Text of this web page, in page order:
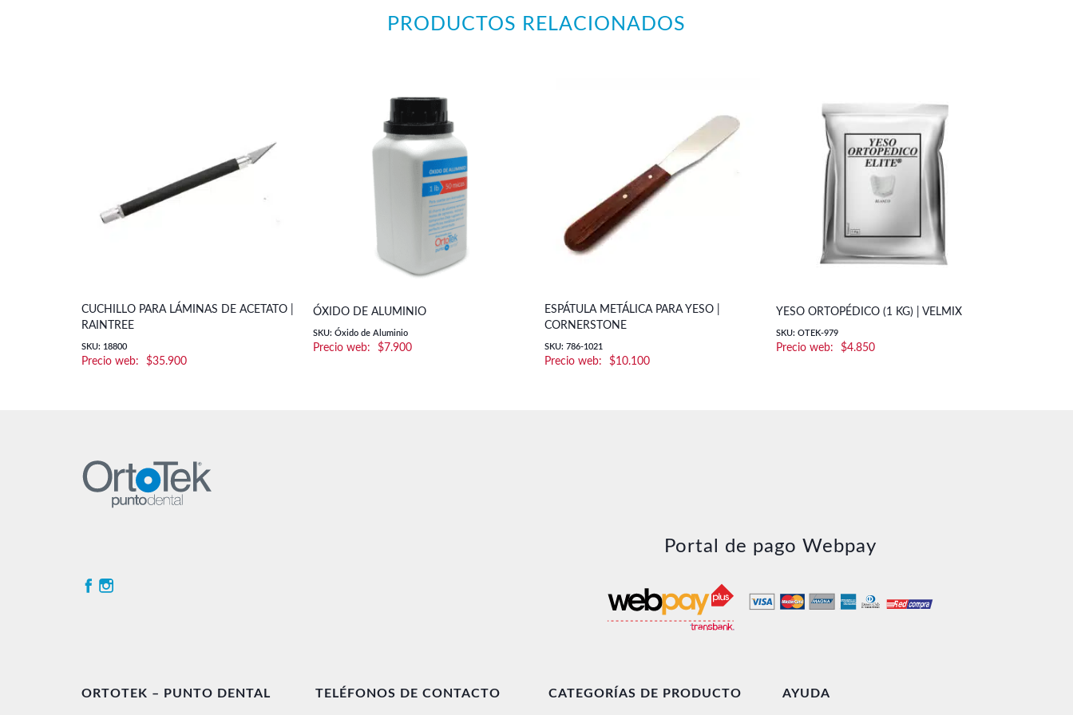
PRODUCTOS RELACIONADOS
CUCHILLO PARA LÁMINAS DE ACETATO |
RAINTREE
SKU: 18800
$35.900
ÓXIDO DE ALUMINIO
SKU: Óxido de Aluminio
$7.900
ESPÁTULA METÁLICA PARA YESO |
CORNERSTONE
SKU: 786-1021
$10.100
YESO ORTOPÉDICO (1 KG) | VELMIX
SKU: OTEK-979
$4.850
Portal de pago Webpay
ORTOTEK – PUNTO DENTAL TELÉFONOS DE CONTACTO CATEGORÍAS DE PRODUCTO AYUDA